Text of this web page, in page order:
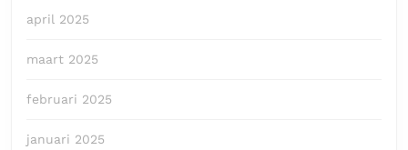
april 2025
maart 2025
februari 2025
januari 2025